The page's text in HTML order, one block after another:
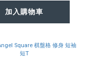
加入購物車